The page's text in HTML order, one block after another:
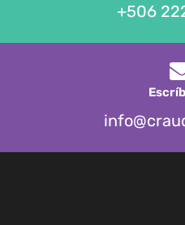
+506